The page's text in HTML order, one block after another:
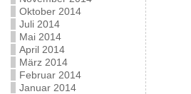
Oktober 2014
Juli 2014
Mai 2014
April 2014
März 2014
Februar 2014
Januar 2014